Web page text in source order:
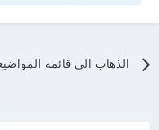
الذهاب الي قائمه المواضيع